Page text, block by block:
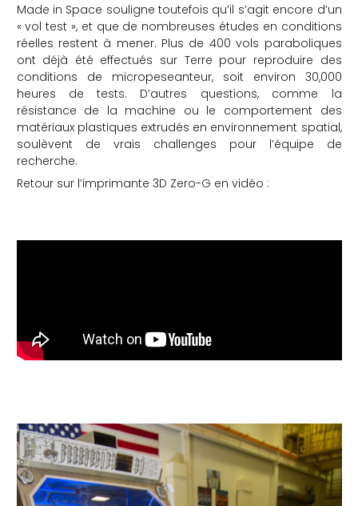
Made in Space souligne toutefois qu’il s’agit encore d’un
« vol test », et que de nombreuses études en conditions
réelles restent à mener. Plus de 400 vols paraboliques
ont déjà été effectués sur Terre pour reproduire des
conditions de micropeseanteur, soit environ 30,000
heures de tests. D’autres questions, comme la
résistance de la machine ou le comportement des
matériaux plastiques extrudés en environnement spatial,
soulèvent de vrais challenges pour l’équipe de
recherche.
Retour sur l’imprimante 3D Zero-G en vidéo :